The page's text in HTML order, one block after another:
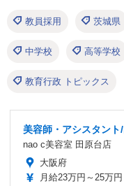
教員採用 茨城県
中学校 高等学校
教育行政 トピックス
美容師・アシスタン
nao c美容室 田原台店
大阪府
月給23万円～25万円